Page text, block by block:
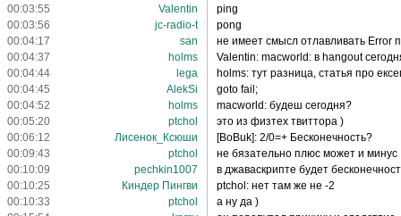
00:03:55
Valentin
ping
00:03:56
jc-radio-t
pong
00:04:17
san
не имеет смысл отлавливать Error
00:04:37
holms
Valentin: macworld: в hangout
00:04:44
lega
holms: тут разница, статья про
00:04:45
AlekSi
goto fail;
00:04:52
holms
macworld: будеш сегодня?
00:05:20
ptchol
это из физтех твиттора )
00:06:12
Лисенок_Ксюши
[BoBuk]: 2/0=+ Бесконечность?
00:09:43
ptchol
не бязательно плюс может и минус
00:10:09
pechkin1007
в джаваскрипте будет
00:10:25
Киндер Пингви
ptchol: нет там же не -2
00:10:33
ptchol
а ну да )